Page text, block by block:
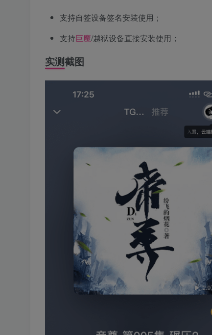
支持自签设备签名安装使用；
支持巨魔/越狱设备直接安装使用；
实测截图